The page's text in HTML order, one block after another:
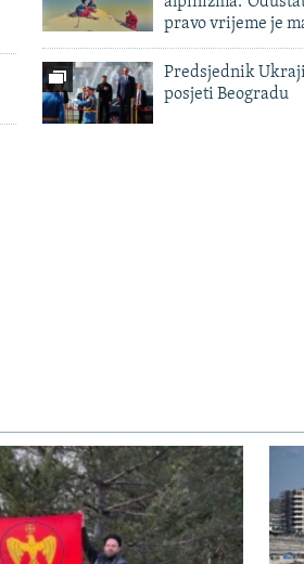
pravo vrijeme je
Predsjednik
posjeti Beogradu